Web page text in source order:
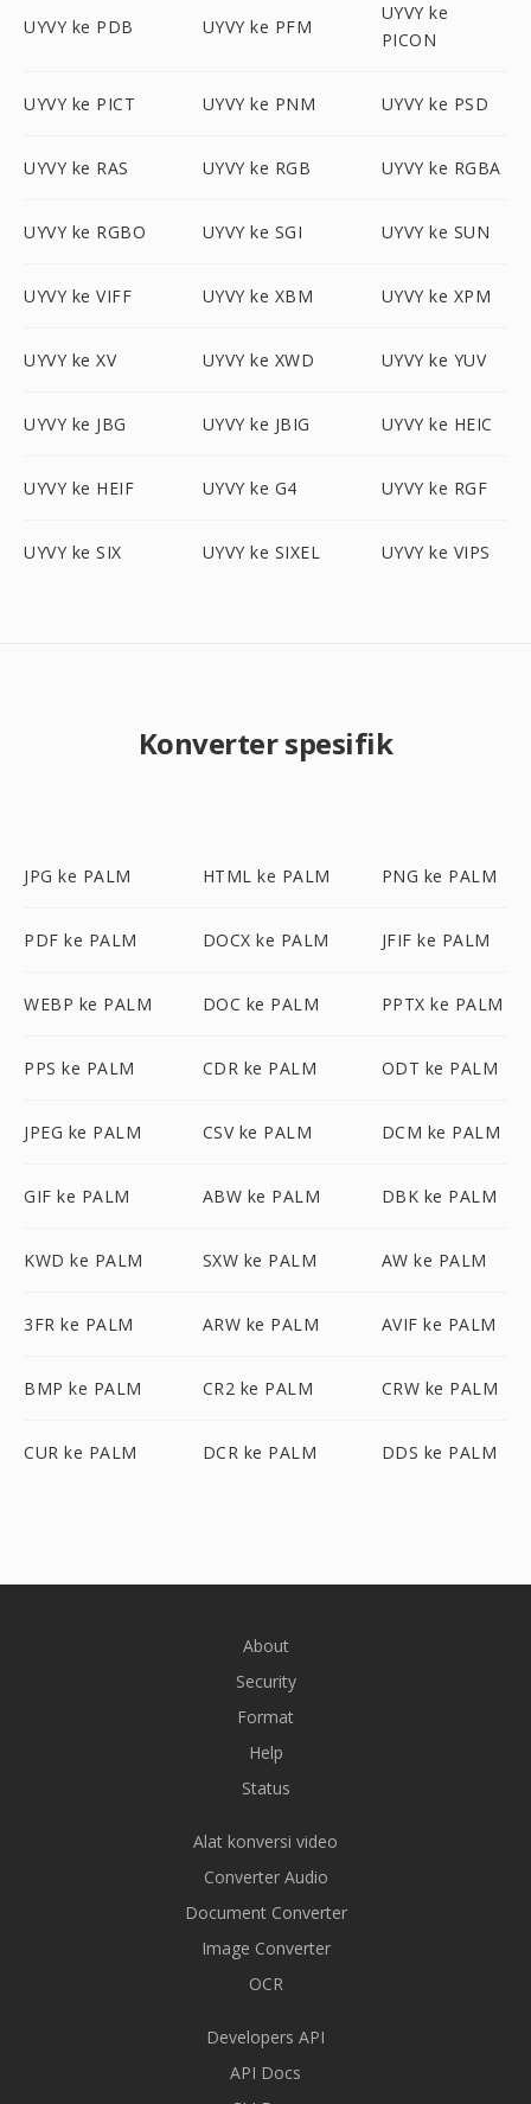
UYVY ke PDB UYVY ke PFM
UYVY ke
PICON
UYVY ke PICT UYVY ke PNM UYVY ke PSD
UYVY ke RAS UYVY ke RGB UYVY ke RGBA
UYVY ke RGBO UYVY ke SGI UYVY ke SUN
UYVY ke VIFF UYVY ke XBM UYVY ke XPM
UYVY ke XV UYVY ke XWD UYVY ke YUV
UYVY ke JBG UYVY ke JBIG UYVY ke HEIC
UYVY ke HEIF UYVY ke G4 UYVY ke RGF
UYVY ke SIX UYVY ke SIXEL UYVY ke VIPS
Konverter spesifik
JPG ke PALM HTML ke PALM PNG ke PALM
PDF ke PALM DOCX ke PALM JFIF ke PALM
WEBP ke PALM DOC ke PALM PPTX ke PALM
PPS ke PALM CDR ke PALM ODT ke PALM
JPEG ke PALM CSV ke PALM DCM ke PALM
GIF ke PALM ABW ke PALM DBK ke PALM
KWD ke PALM SXW ke PALM AW ke PALM
3FR ke PALM ARW ke PALM AVIF ke PALM
BMP ke PALM CR2 ke PALM CRW ke PALM
CUR ke PALM DCR ke PALM DDS ke PALM
About
Security
Format
Help
Status
Alat konversi video
Converter Audio
Document Converter
Image Converter
OCR
Developers API
API Docs